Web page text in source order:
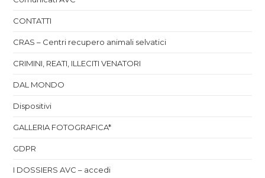
CONTATTI
CRAS – Centri recupero animali selvatici
CRIMINI, REATI, ILLECITI VENATORI
DAL MONDO
Dispositivi
GALLERIA FOTOGRAFICA*
GDPR
I DOSSIERS AVC – accedi